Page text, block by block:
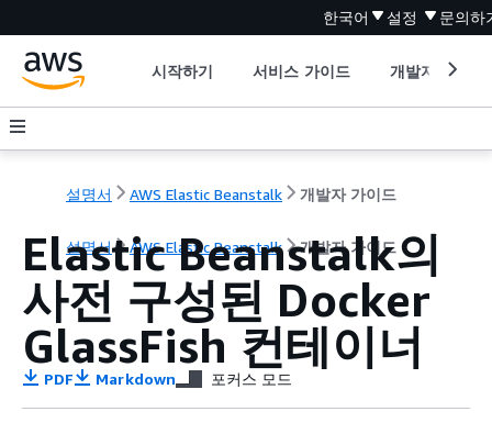
한국어 설정 문의하
시작하기 서비스 가이드 개발자 도구
설명서 AWS Elastic Beanstalk 개발자 가이드
설명서 AWS Elastic Beanstalk 개발자 가이드
Elastic Beanstalk의
사전 구성된 Docker
GlassFish 컨테이너
PDF Markdown 포커스 모드